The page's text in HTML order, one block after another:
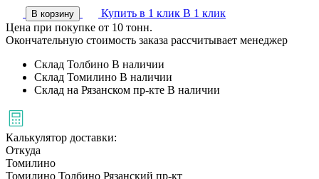
В корзину Купить в 1 клик В 1 клик
Цена при покупке от 10 тонн.
Окончательную стоимость заказа рассчитывает менеджер
Склад Толбино В наличии
Склад Томилино В наличии
Склад на Рязанском пр-кте В наличии
Калькулятор доставки:
Откуда
Томилино
Томилино Толбино Рязанский пр-кт